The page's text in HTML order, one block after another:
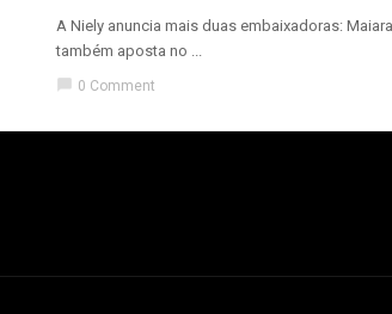
A Niely anuncia mais duas embaixadoras:
também aposta no ...
chat_bubble 0 Comment